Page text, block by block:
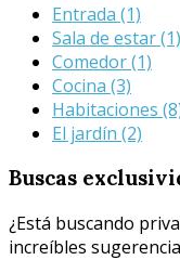
Entrada (1)
Sala de estar(1)
Comedor(1)
Cocina (3)
Habitaciones
El jardín (2)
Buscas
¿Está buscando
increíbles